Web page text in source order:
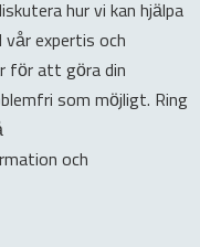
hur vi kan hjälpa
vår expertis och
för att göra din
som möjligt. Ring
och